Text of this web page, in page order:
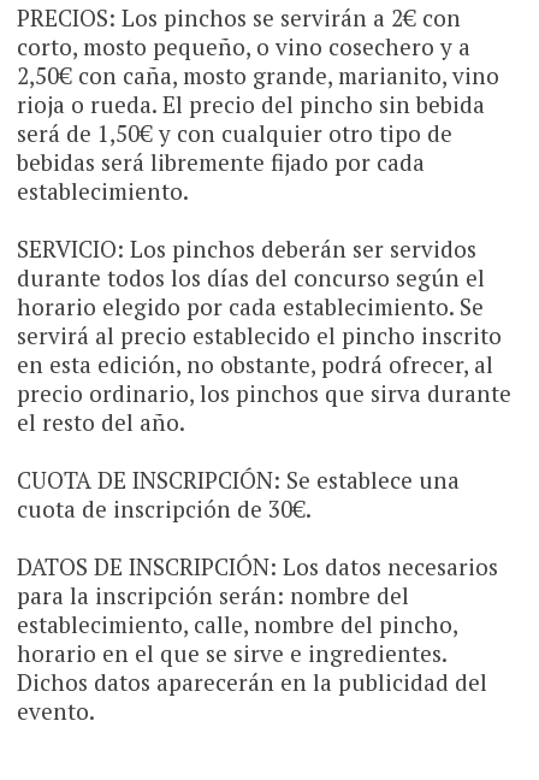
PRECIOS: Los pinchos se servirán a 2€ con
corto, mosto pequeño, o vino cosechero y a
2,50€ con caña, mosto grande, marianito, vino
rioja o rueda. El precio del pincho sin bebida
será de 1,50€ y con cualquier otro tipo de
bebidas será libremente fijado por cada
establecimiento.
SERVICIO: Los pinchos deberán ser servidos
durante todos los días del concurso según el
horario elegido por cada establecimiento. Se
servirá al precio establecido el pincho inscrito
en esta edición, no obstante, podrá ofrecer, al
precio ordinario, los pinchos que sirva durante
el resto del año.
CUOTA DE INSCRIPCIÓN: Se establece una
cuota de inscripción de 30€.
DATOS DE INSCRIPCIÓN: Los datos necesarios
para la inscripción serán: nombre del
establecimiento, calle, nombre del pincho,
horario en el que se sirve e ingredientes.
Dichos datos aparecerán en la publicidad del
evento.